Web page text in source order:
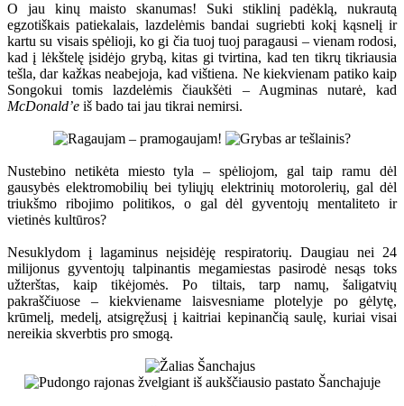
O jau kinų maisto skanumas! Suki stiklinį padėklą, nukrautą
egzotiškais patiekalais, lazdelėmis bandai sugriebti kokį kąsnelį ir
kartu su visais spėlioji, ko gi čia tuoj tuoj paragausi – vienam rodosi,
kad į lėkštelę įsidėjo grybą, kitas gi tvirtina, kad ten tikrų tikriausia
tešla, dar kažkas neabejoja, kad vištiena. Ne kiekvienam patiko kaip
Songokui tomis lazdelėmis čiaukšėti – Augminas nutarė, kad
McDonald’e iš bado tai jau tikrai nemirsi.
Nustebino netikėta miesto tyla – spėliojom, gal taip ramu dėl
gausybės elektromobilių bei tyliųjų elektrinių motorolerių, gal dėl
triukšmo ribojimo politikos, o gal dėl gyventojų mentaliteto ir
vietinės kultūros?
Nesuklydom į lagaminus neįsidėję respiratorių. Daugiau nei 24
milijonus gyventojų talpinantis megamiestas pasirodė nesąs toks
užterštas, kaip tikėjomės. Po tiltais, tarp namų, šaligatvių
pakraščiuose – kiekviename laisvesniame plotelyje po gėlytę,
krūmelį, medelį, atsigręžusį į kaitriai kepinančią saulę, kuriai visai
nereikia skverbtis pro smogą.